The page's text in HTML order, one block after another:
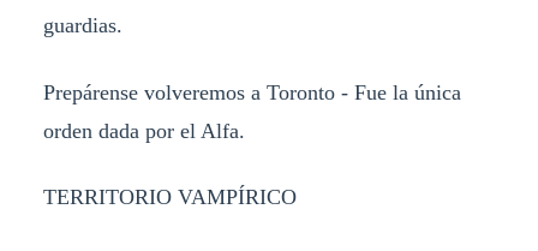
guardias.
Prepárense volveremos a Toronto - Fue la única
orden dada por el Alfa.
TERRITORIO VAMPÍRICO